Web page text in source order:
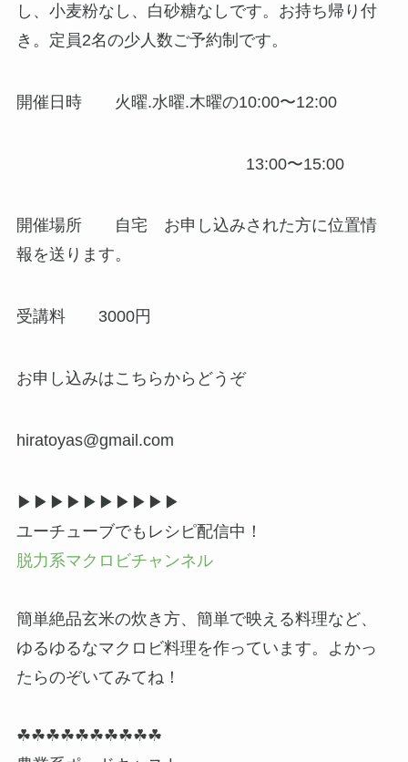
し、小麦粉なし、白砂糖なしです。お持ち帰り付
き。定員2名の少人数ご予約制です。
開催日時 火曜.水曜.木曜の10:00〜12:00
13:00〜15:00
開催場所 自宅 お申し込みされた方に位置情
報を送ります。
受講料 3000円
お申し込みはこちらからどうぞ
hiratoyas@gmail.com
▶▶︎▶︎▶▶︎▶︎▶▶︎▶︎▶
ユーチューブでもレシピ配信中！
脱力系マクロビチャンネル
簡単絶品玄米の炊き方、簡単で映える料理など、
ゆるゆるなマクロビ料理を作っています。よかっ
たらのぞいてみてね！
☘☘☘☘☘☘☘☘☘☘